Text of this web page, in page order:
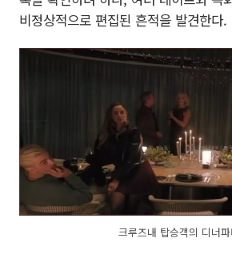
비정상적으로 편집된 흔적을 발견한다.
크루즈내 탑승객의 디너파